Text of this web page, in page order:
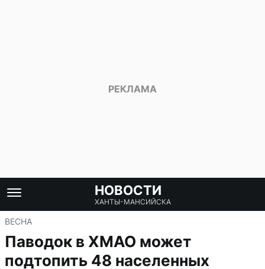
НОВОСТИ
ХАНТЫ-МАНСИЙСКА
ВЕСНА
Паводок в ХМАО может
подтопить 48 населенных